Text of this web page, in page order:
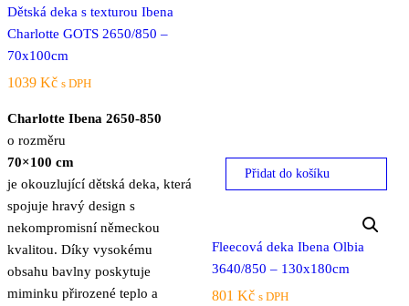
Dětská deka s texturou Ibena
Charlotte GOTS 2650/850 –
70x100cm
1039 Kč s DPH
Charlotte Ibena 2650-850
o rozměru
70×100 cm
je okouzlující dětská deka, která
spojuje hravý design s
nekompromisní německou
kvalitou. Díky vysokému
obsahu bavlny poskytuje
miminku přirozené teplo a
Přidat do košíku
Fleecová deka Ibena Olbia
3640/850 – 130x180cm
801 Kč s DPH